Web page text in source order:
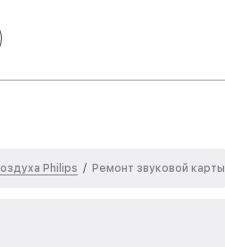
Philips / Ремонт звуковой карты